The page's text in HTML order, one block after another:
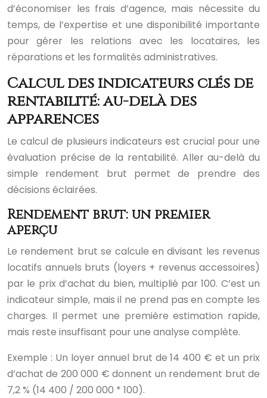
d’économiser les frais d’agence, mais nécessite du
temps, de l’expertise et une disponibilité importante
pour gérer les relations avec les locataires, les
réparations et les formalités administratives.
Calcul des indicateurs clés de
rentabilité: au-delà des
apparences
Le calcul de plusieurs indicateurs est crucial pour une
évaluation précise de la rentabilité. Aller au-delà du
simple rendement brut permet de prendre des
décisions éclairées.
Rendement brut: un premier
aperçu
Le rendement brut se calcule en divisant les revenus
locatifs annuels bruts (loyers + revenus accessoires)
par le prix d’achat du bien, multiplié par 100. C’est un
indicateur simple, mais il ne prend pas en compte les
charges. Il permet une première estimation rapide,
mais reste insuffisant pour une analyse complète.
Exemple : Un loyer annuel brut de 14 400 € et un prix
d’achat de 200 000 € donnent un rendement brut de
7,2 % (14 400 / 200 000 * 100).